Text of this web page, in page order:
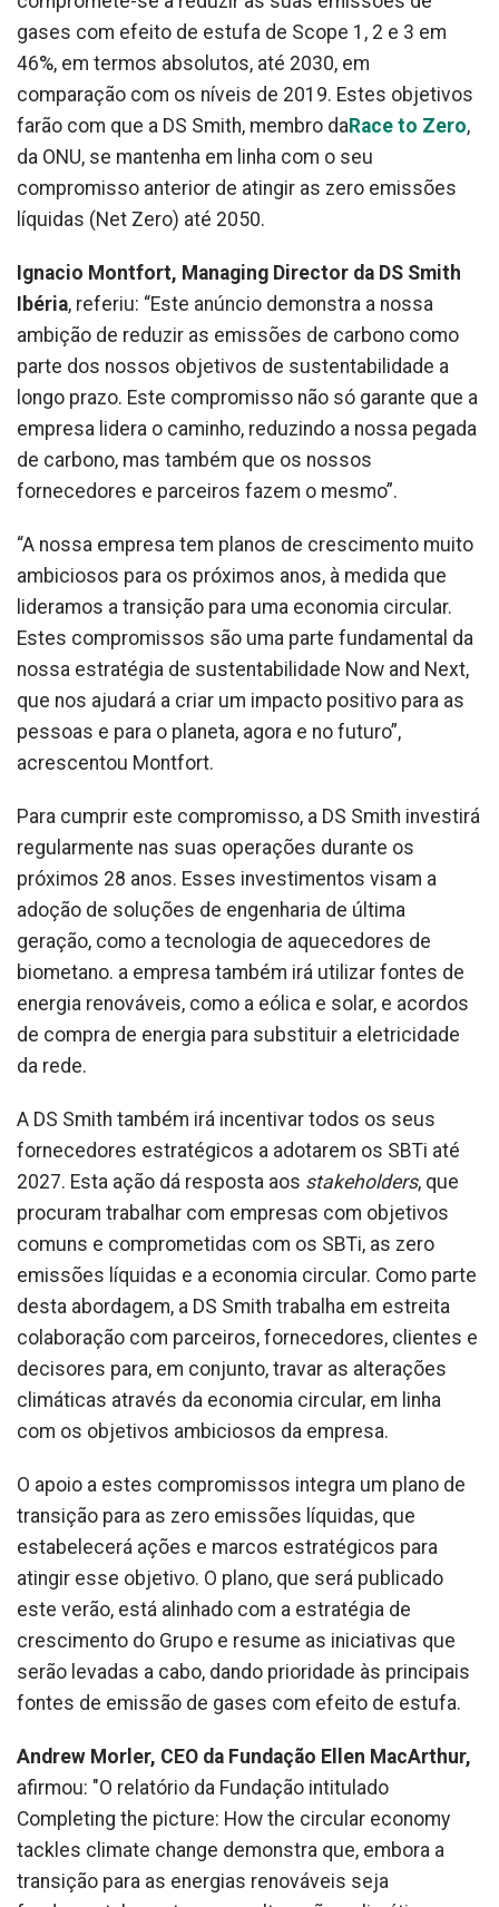
gases com efeito de estufa de Scope 1, 2 e 3 em
46%, em termos absolutos, até 2030, em
comparação com os níveis de 2019. Estes objetivos
farão com que a DS Smith, membro daRace to Zero,
da ONU, se mantenha em linha com o seu
compromisso anterior de atingir as zero emissões
líquidas (Net Zero) até 2050.
Ignacio Montfort, Managing Director da DS Smith
Ibéria, referiu: “Este anúncio demonstra a nossa
ambição de reduzir as emissões de carbono como
parte dos nossos objetivos de sustentabilidade a
longo prazo. Este compromisso não só garante que a
empresa lidera o caminho, reduzindo a nossa pegada
de carbono, mas também que os nossos
fornecedores e parceiros fazem o mesmo”.
“A nossa empresa tem planos de crescimento muito
ambiciosos para os próximos anos, à medida que
lideramos a transição para uma economia circular.
Estes compromissos são uma parte fundamental da
nossa estratégia de sustentabilidade Now and Next,
que nos ajudará a criar um impacto positivo para as
pessoas e para o planeta, agora e no futuro”,
acrescentou Montfort.
Para cumprir este compromisso, a DS Smith investirá
regularmente nas suas operações durante os
próximos 28 anos. Esses investimentos visam a
adoção de soluções de engenharia de última
geração, como a tecnologia de aquecedores de
biometano. a empresa também irá utilizar fontes de
energia renováveis, como a eólica e solar, e acordos
de compra de energia para substituir a eletricidade
da rede.
A DS Smith também irá incentivar todos os seus
fornecedores estratégicos a adotarem os SBTi até
2027. Esta ação dá resposta aos stakeholders, que
procuram trabalhar com empresas com objetivos
comuns e comprometidas com os SBTi, as zero
emissões líquidas e a economia circular. Como parte
desta abordagem, a DS Smith trabalha em estreita
colaboração com parceiros, fornecedores, clientes e
decisores para, em conjunto, travar as alterações
climáticas através da economia circular, em linha
com os objetivos ambiciosos da empresa.
O apoio a estes compromissos integra um plano de
transição para as zero emissões líquidas, que
estabelecerá ações e marcos estratégicos para
atingir esse objetivo. O plano, que será publicado
este verão, está alinhado com a estratégia de
crescimento do Grupo e resume as iniciativas que
serão levadas a cabo, dando prioridade às principais
fontes de emissão de gases com efeito de estufa.
Andrew Morler, CEO da Fundação Ellen MacArthur,
afirmou: "O relatório da Fundação intitulado
Completing the picture: How the circular economy
tackles climate change demonstra que, embora a
transição para as energias renováveis seja